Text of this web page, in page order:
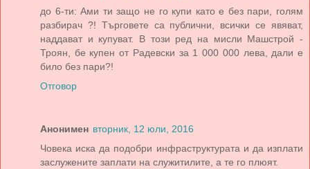
до 6-ти: Ами ти защо не го купи като е без пари, голям
разбирач ?! Търговете са публични, всички се явяват,
наддават и купуват. В този ред на мисли Машстрой -
Троян, бе купен от Радевски за 1 000 000 лева, дали е
било без пари?!
Отговор
Анонимен вторник, 12 юли, 2016
Човека иска да подобри инфраструктурата и да изплати
заслужените заплати на служитилите, а те го плюят.